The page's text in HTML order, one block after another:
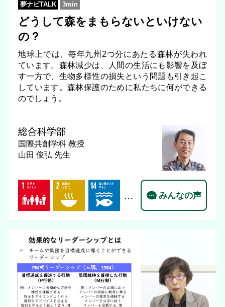
夢ナビTALK 3min
どうして森をまもらないといけない
の？
地球上では、毎年九州2つ分にあたる森林が失われ
ています。森林減少は、人間の生活にも影響を及ぼ
す一方で、生物多様性の損失という問題も引き起こ
しています。森林保護のために私たちに何ができる
のでしょう。
総合科学部
国際共創学科 教授
山田 俊弘 先生
… みんなの声